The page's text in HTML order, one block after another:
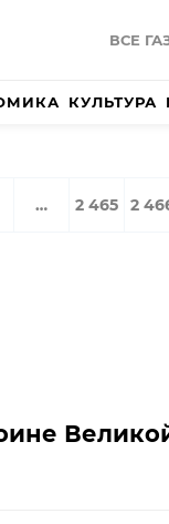
ВСЕ
КУЛЬТУРА
… 2 465 2